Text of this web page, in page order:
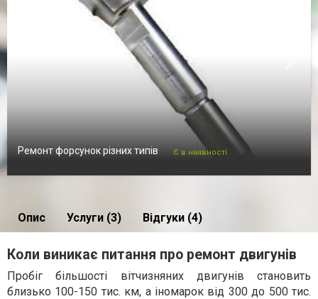
Ремонт форсунок різних типів Є в наявності
Опис Услуги (3) Відгуки (4)
Коли виникає питання про ремонт двигунів
Пробіг більшості вітчизняних двигунів становить
близько 100-150 тис. км, а іномарок від 300 до 500 тис.